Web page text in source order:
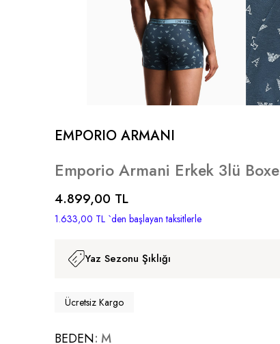
EMPORIO ARMANI
Emporio Armani Erkek 3lü
4.899,00 TL
1.633,00 TL `den başlayan taksitlerle
Yaz Sezonu Şıklığı
Ücretsiz Kargo
BEDEN M